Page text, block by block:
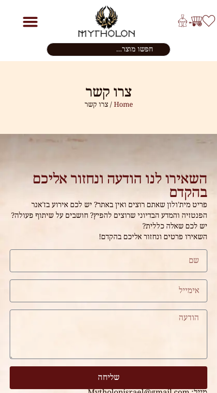
צרו קשר
Home / צרו קשר
השאירו לנו הודעה ונחזור אליכם
בהקדם
פריט מית'ולון שאתם רוצים ואין באתר? יש לכם אירוע בז'אנר
הפנטזיה והמדע הבדיוני שרוצים להפיץ? חושבים על שיתוף פעולה?
יש לכם שאלה כללית?
השאירו פרטים ונחזור אליכם בהקדם!
שליחה